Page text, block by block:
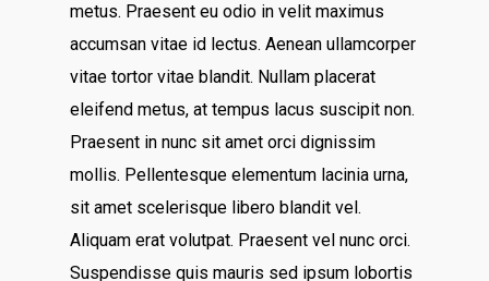
metus. Praesent eu odio in velit maximus
accumsan vitae id lectus. Aenean ullamcorper
vitae tortor vitae blandit. Nullam placerat
eleifend metus, at tempus lacus suscipit non.
Praesent in nunc sit amet orci dignissim
mollis. Pellentesque elementum lacinia urna,
sit amet scelerisque libero blandit vel.
Aliquam erat volutpat. Praesent vel nunc orci.
Suspendisse quis mauris sed ipsum lobortis